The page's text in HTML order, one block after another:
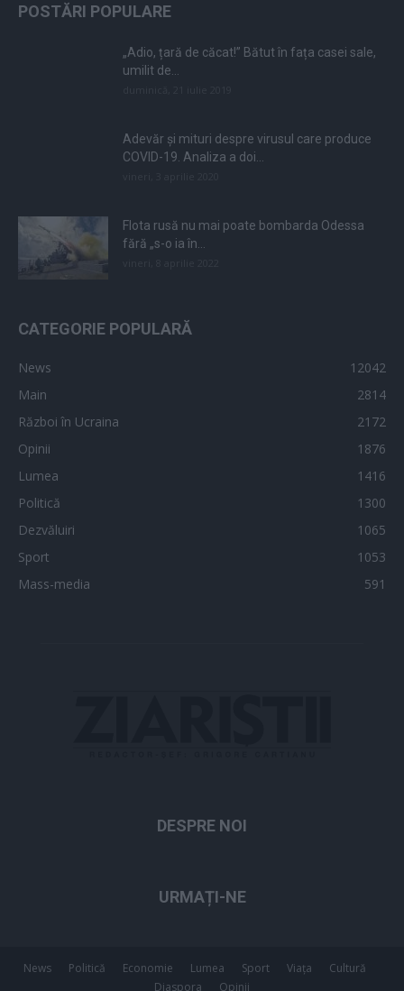
POSTĂRI POPULARE
„Adio, țară de căcat!” Bătut în fața casei sale,
umilit de...
Adevăr și mituri despre virusul care produce
COVID-19. Analiza a doi...
Flota rusă nu mai poate bombarda Odessa
fără „s-o ia în...
CATEGORIE POPULARĂ
News
12042
Main
2814
Război în Ucraina
2172
Opinii
1876
Lumea
1416
Politică
1300
Dezvăluiri
1065
Sport
1053
Mass-media
591
DESPRE NOI
URMAȚI-NE
News Politică Economie Lumea Sport Viața
Cultură
Diaspora
Opinii